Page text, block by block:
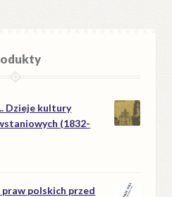
Dzieje kultury
(1832-
polskich przed